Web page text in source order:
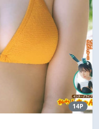
14P